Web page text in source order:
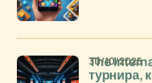
The
турнира,
30/10/2025